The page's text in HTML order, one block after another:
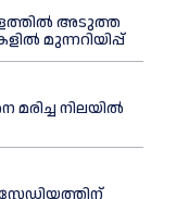
അടുത്ത
മുന്നറിയിപ്പ്
നിലയില്‍